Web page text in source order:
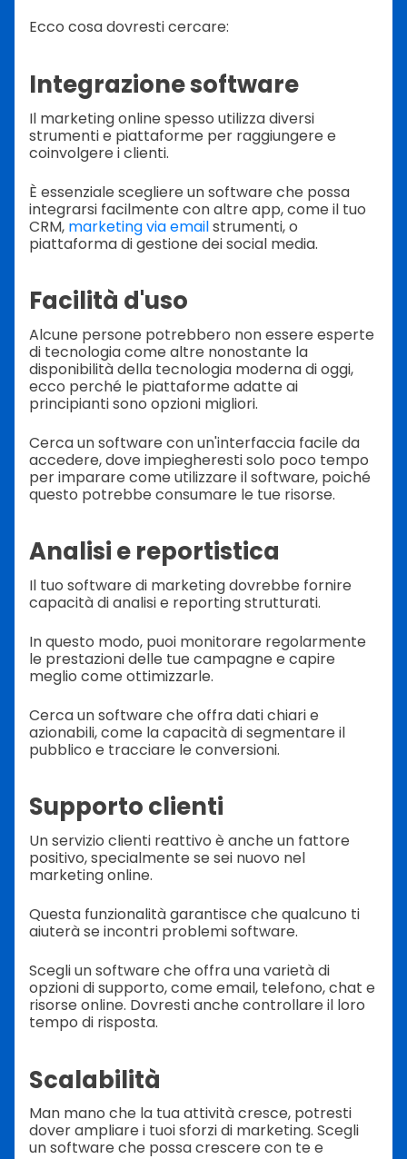
Ecco cosa dovresti cercare:
Integrazione software
Il marketing online spesso utilizza diversi
strumenti e piattaforme per raggiungere e
coinvolgere i clienti.
È essenziale scegliere un software che possa
integrarsi facilmente con altre app, come il tuo
CRM, marketing via emailstrumenti, o
piattaforma di gestione dei social media.
Facilità d'uso
Alcune persone potrebbero non essere esperte
di tecnologia come altre nonostante la
disponibilità della tecnologia moderna di oggi,
ecco perché le piattaforme adatte ai
principianti sono opzioni migliori.
Cerca un software con un'interfaccia facile da
accedere, dove impiegheresti solo poco tempo
per imparare come utilizzare il software, poiché
questo potrebbe consumare le tue risorse.
Analisi e reportistica
Il tuo software di marketing dovrebbe fornire
capacità di analisi e reporting strutturati.
In questo modo, puoi monitorare regolarmente
le prestazioni delle tue campagne e capire
meglio come ottimizzarle.
Cerca un software che offra dati chiari e
azionabili, come la capacità di segmentare il
pubblico e tracciare le conversioni.
Supporto clienti
Un servizio clienti reattivo è anche un fattore
positivo, specialmente se sei nuovo nel
marketing online.
Questa funzionalità garantisce che qualcuno ti
aiuterà se incontri problemi software.
Scegli un software che offra una varietà di
opzioni di supporto, come email, telefono, chat e
risorse online. Dovresti anche controllare il loro
tempo di risposta.
Scalabilità
Man mano che la tua attività cresce, potresti
dover ampliare i tuoi sforzi di marketing. Scegli
un software che possa crescere con te e